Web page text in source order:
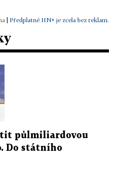
Předplatné HN+ je zcela bez reklam.
půlmiliardovou
Do státního